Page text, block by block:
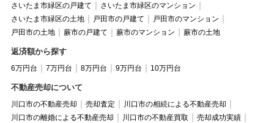
さいたま市緑区の戸建て
さいたま市緑区のマンション
さいたま市緑区の土地
戸田市の戸建て
戸田市のマンション
戸田市の土地
蕨市の戸建て 蕨市のマンション 蕨市の土地
返済額から探す
6万円台 7万円台 8万円台 9万円台 10万円台
不動産売却について
川口市の不動産売却 売却査定
川口市の相続による不動産売却
川口市の離婚による不動産売却
川口市の不動産買取
売却成功実績